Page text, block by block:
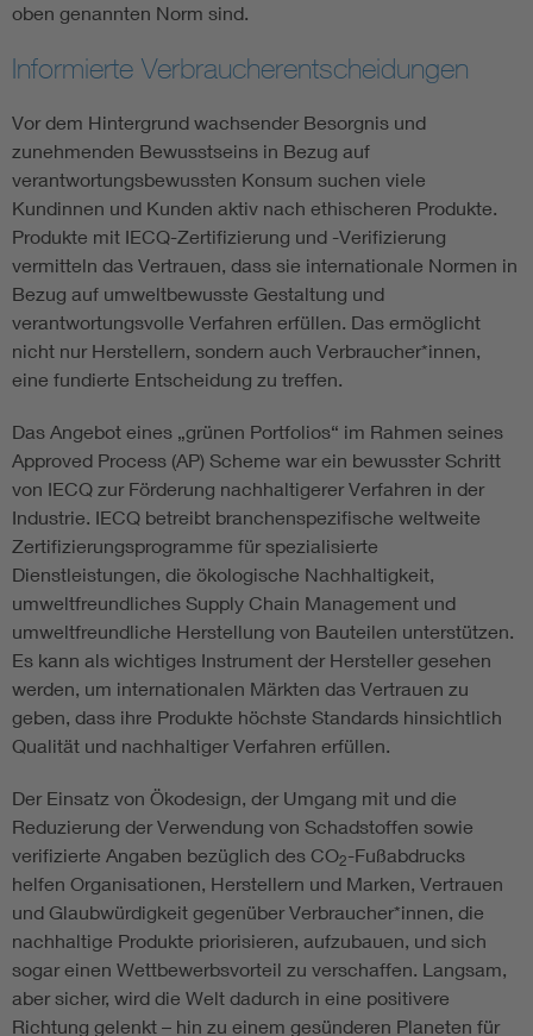
oben genannten Norm sind.
Informierte Verbraucherentscheidungen
Vor dem Hintergrund wachsender Besorgnis und
zunehmenden Bewusstseins in Bezug auf
verantwortungsbewussten Konsum suchen viele
Kundinnen und Kunden aktiv nach ethischeren Produkte.
Produkte mit IECQ-Zertifizierung und -Verifizierung
vermitteln das Vertrauen, dass sie internationale Normen in
Bezug auf umweltbewusste Gestaltung und
verantwortungsvolle Verfahren erfüllen. Das ermöglicht
nicht nur Herstellern, sondern auch Verbraucher*innen,
eine fundierte Entscheidung zu treffen.
Das Angebot eines „grünen Portfolios“ im Rahmen seines
Approved Process (AP) Scheme war ein bewusster Schritt
von IECQ zur Förderung nachhaltigerer Verfahren in der
Industrie. IECQ betreibt branchenspezifische weltweite
Zertifizierungsprogramme für spezialisierte
Dienstleistungen, die ökologische Nachhaltigkeit,
umweltfreundliches Supply Chain Management und
umweltfreundliche Herstellung von Bauteilen unterstützen.
Es kann als wichtiges Instrument der Hersteller gesehen
werden, um internationalen Märkten das Vertrauen zu
geben, dass ihre Produkte höchste Standards hinsichtlich
Qualität und nachhaltiger Verfahren erfüllen.
Der Einsatz von Ökodesign, der Umgang mit und die
Reduzierung der Verwendung von Schadstoffen sowie
verifizierte Angaben bezüglich des CO2-Fußabdrucks
helfen Organisationen, Herstellern und Marken, Vertrauen
und Glaubwürdigkeit gegenüber Verbraucher*innen, die
nachhaltige Produkte priorisieren, aufzubauen, und sich
sogar einen Wettbewerbsvorteil zu verschaffen. Langsam,
aber sicher, wird die Welt dadurch in eine positivere
Richtung gelenkt – hin zu einem gesünderen Planeten für